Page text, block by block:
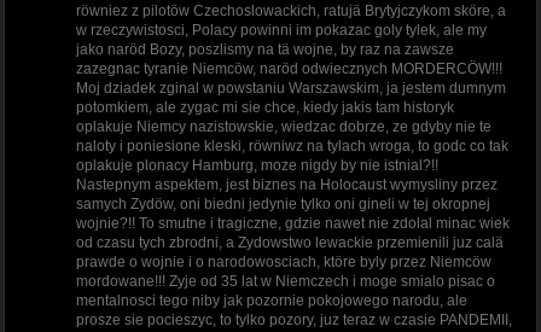
röwniez z pilotöw Czechoslowackich, ratujä Brytyjczykom sköre, a
w rzeczywistosci, Polacy powinni im pokazac goly tylek, ale my
jako naröd Bozy, poszlismy na tä wojne, by raz na zawsze
zazegnac tyranie Niemcöw, naröd odwiecznych MORDERCÖW!!!
Moj dziadek zginal w powstaniu Warszawskim, ja jestem dumnym
potomkiem, ale zygac mi sie chce, kiedy jakis tam historyk
oplakuje Niemcy nazistowskie, wiedzac dobrze, ze gdyby nie te
naloty i poniesione kleski, röwniwz na tylach wroga, to godc co tak
oplakuje plonacy Hamburg, moze nigdy by nie istnial?!!
Nastepnym aspektem, jest biznes na Holocaust wymysliny przez
samych Zydöw, oni biedni jedynie tylko oni gineli w tej okropnej
wojnie?!! To smutne i tragiczne, gdzie nawet nie zdolal minac wiek
od czasu tych zbrodni, a Zydowstwo lewackie przemienili juz calä
prawde o wojnie i o narodowosciach, ktöre byly przez Niemcöw
mordowane!!! Zyje od 35 lat w Niemczech i moge smialo pisac o
mentalnosci tego niby jak pozornie pokojowego narodu, ale
prosze sie pocieszyc, to tylko pozory, juz teraz w czasie PANDEMII,